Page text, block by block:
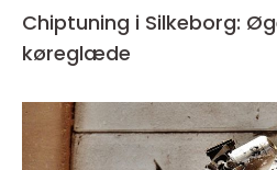
Chiptuning i Silkeborg:
køreglæde